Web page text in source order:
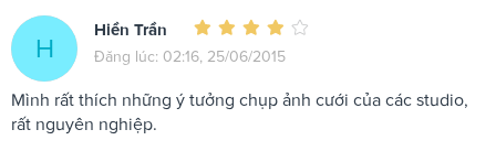
H
Hiền Trần
Đăng lúc: 02:16, 25/06/2015
Mình rất thích những ý tưởng chụp ảnh cưới của các studio,
rất nguyên nghiệp.